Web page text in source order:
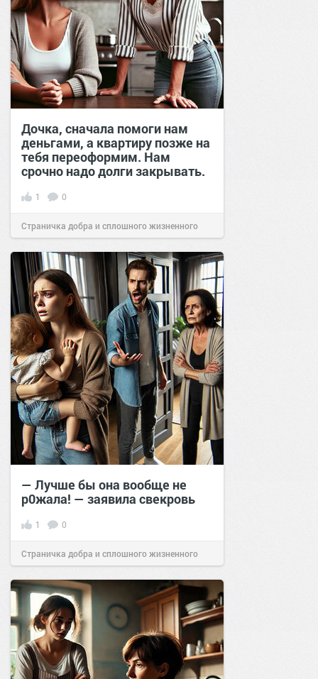
Дочка, сначала помоги нам
деньгами, а квартиру позже на
тебя переоформим. Нам
срочно надо долги закрывать.
1 0
Страничка добра и сплошного жизненного
позитива!15:5925 сен 2024
— Лучше бы она вообще не
р0жала! — заявила свекровь
1 0
Страничка добра и сплошного жизненного
позитива!16:2004 мар 2025